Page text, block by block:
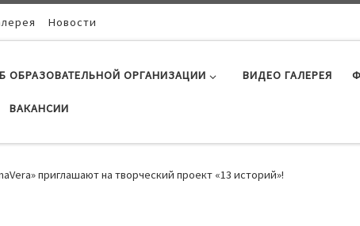
Новости
ОБРАЗОВАТЕЛЬНОЙ ОРГАНИЗАЦИИ ВИДЕО ГАЛЕРЕЯ
ВАКАНСИИ
приглашают на творческий проект «13 историй»!